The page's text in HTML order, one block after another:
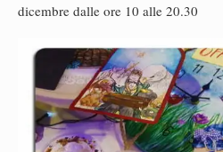
dicembre dalle ore 10 alle 20.30